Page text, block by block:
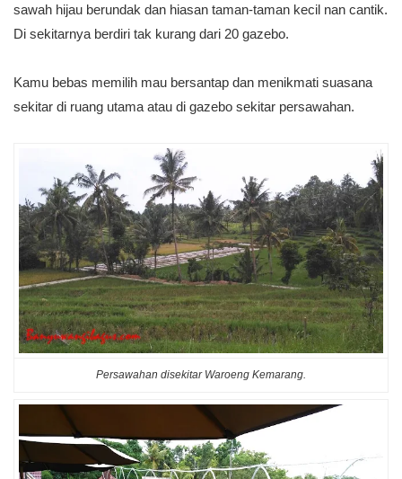
sawah hijau berundak dan hiasan taman-taman kecil nan cantik.
Di sekitarnya berdiri tak kurang dari 20 gazebo.
Kamu bebas memilih mau bersantap dan menikmati suasana
sekitar di ruang utama atau di gazebo sekitar persawahan.
Persawahan disekitar Waroeng Kemarang.